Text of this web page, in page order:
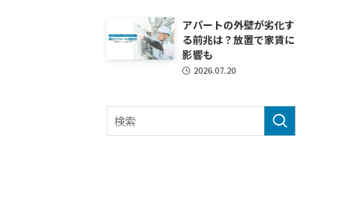
アパートの外壁が劣化す
る前兆は？放置で家賃に
影響も
2026.07.20